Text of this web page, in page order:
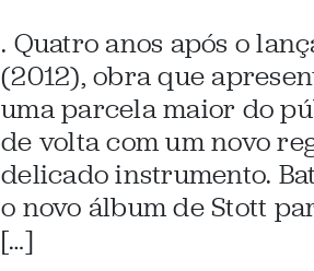
. Quatro anos após o
(2012), obra que
uma parcela maior do
de volta com um novo
delicado instrumento.
o novo álbum de Stott
[…]